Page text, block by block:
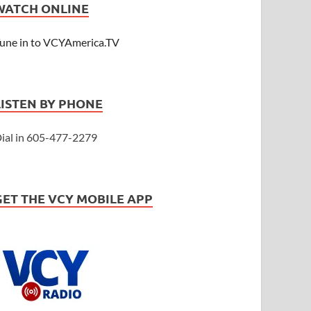
ONLINE
in to VCYAmerica.TV
BY PHONE
in 605-477-2279
THE VCY MOBILE APP